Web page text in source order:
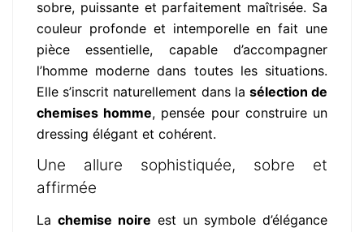
sobre, puissante et parfaitement maîtrisée. Sa
couleur profonde et intemporelle en fait une
pièce essentielle, capable d’accompagner
l’homme moderne dans toutes les situations.
Elle s’inscrit naturellement dans la sélection de
chemises homme, pensée pour construire un
dressing élégant et cohérent.
Une allure sophistiquée, sobre et
affirmée
La chemise noire est un symbole d’élégance